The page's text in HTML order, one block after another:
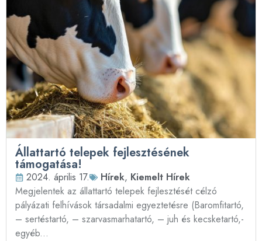
Állattartó telepek fejlesztésének
támogatása!
2024. április 17. Hírek, Kiemelt Hírek
Megjelentek az állattartó telepek fejlesztését célzó
pályázati felhívások társadalmi egyeztetésre (Baromfitartó,
– sertéstartó, – szarvasmarhatartó, – juh és kecsketartó,-
egyéb...